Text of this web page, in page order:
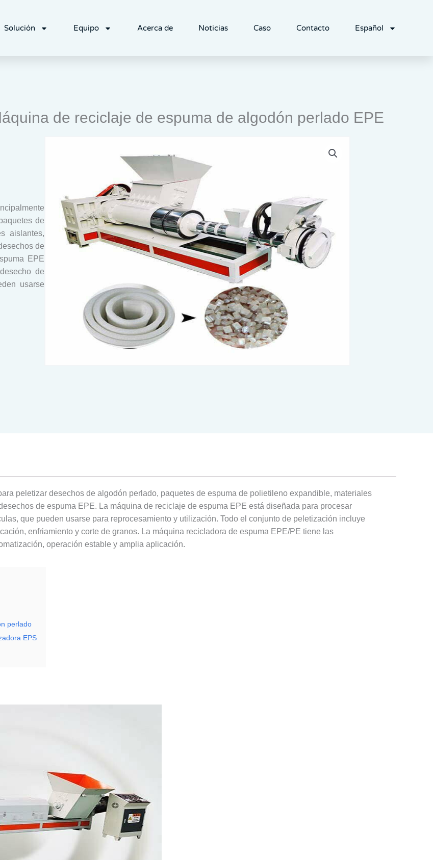
Solución Equipo Acerca de Noticias Caso Contacto Español
de reciclaje de espuma de algodón perlado EPE
de
aislantes,
de
EPE
de
usarse
peletizar desechos de algodón perlado, paquetes de espuma de polietileno expandible, materiales
de espuma EPE. La máquina de reciclaje de espuma EPE está diseñada para procesar
que pueden usarse para reprocesamiento y utilización. Todo el conjunto de peletización incluye
enfriamiento y corte de granos. La máquina recicladora de espuma EPE/PE tiene las
operación estable y amplia aplicación.
perlado
EPS